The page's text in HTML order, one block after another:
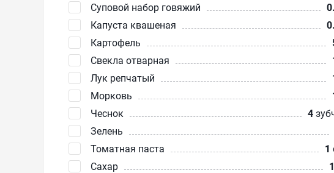
Суповой набор говяжий
Капуста квашеная
Картофель
Свекла отварная
Лук репчатый
Морковь
Чеснок
4
Зелень
Томатная паста
1
Сахар
1